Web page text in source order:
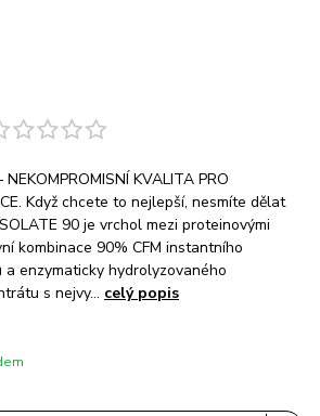
KVALITA PRO
Když chcete to nejlepší, nesmíte dělat
90 je vrchol mezi proteinovými
kombinace 90% CFM instantního
enzymaticky hydrolyzovaného
s nejvy... celý popis